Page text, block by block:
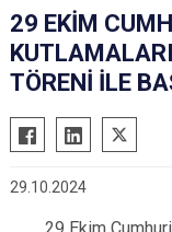
Ayvacık
Biga
29 EKİM
TÖRENİ İLE
29.10.2024